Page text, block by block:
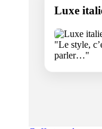
Luxe
"Le style,
parler…"